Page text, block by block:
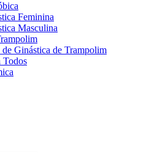
Feminina
Masculina
Ginástica de Trampolim
Todos